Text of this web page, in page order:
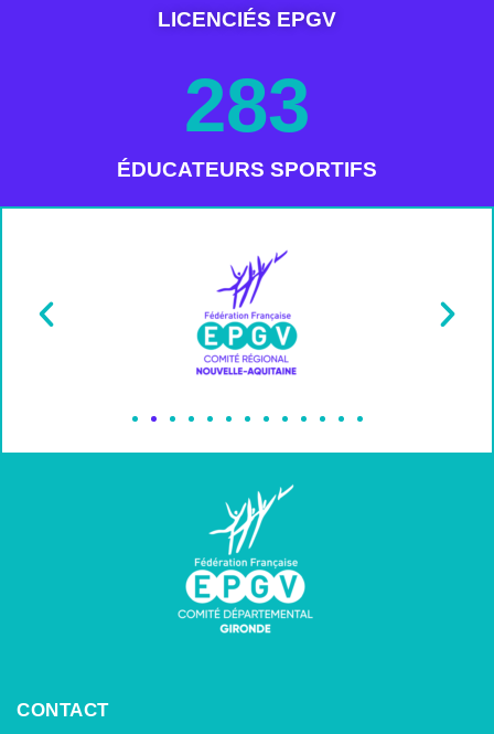
LICENCIÉS EPGV
ÉDUCATEURS SPORTIFS
283
CONTACT